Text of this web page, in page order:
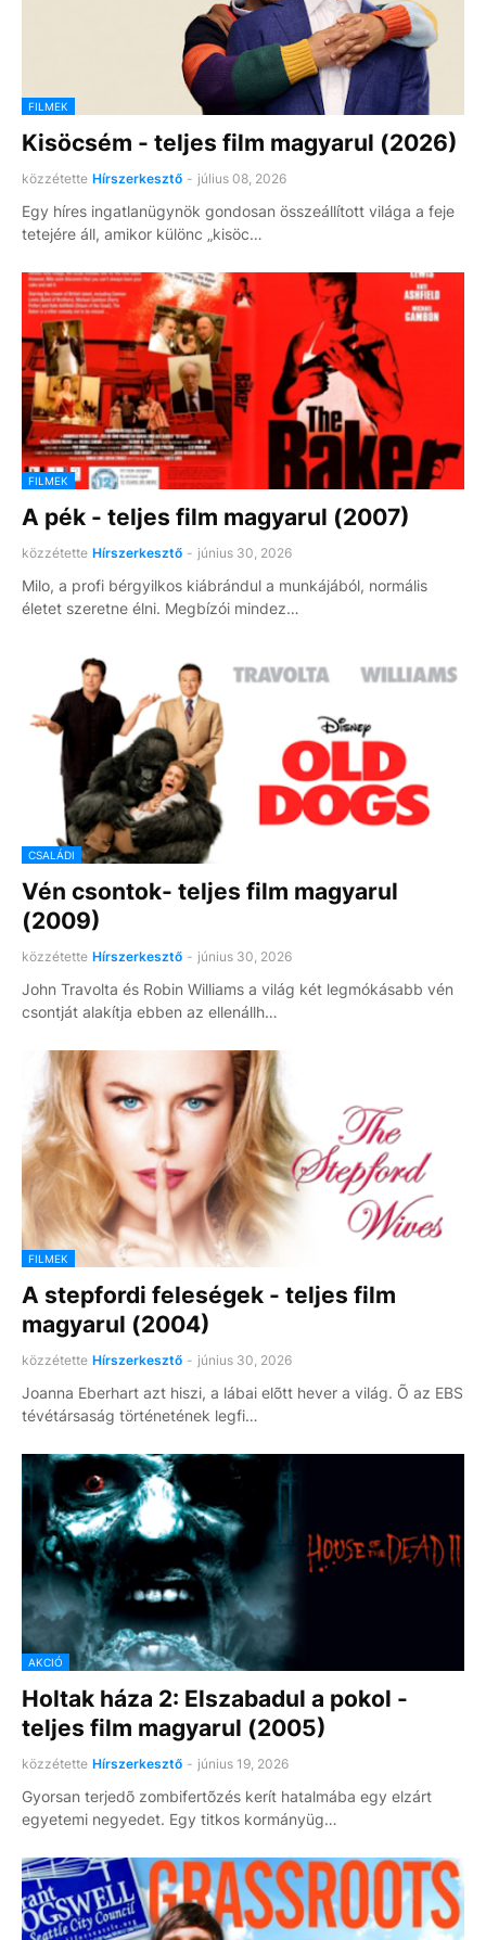
FILMEK
Kisöcsém - teljes film magyarul (2026)
közzétette Hírszerkesztő - július 08, 2026
Egy híres ingatlanügynök gondosan összeállított világa a feje
tetejére áll, amikor különc „kisöc…
FILMEK
A pék - teljes film magyarul (2007)
közzétette Hírszerkesztő - június 30, 2026
Milo, a profi bérgyilkos kiábrándul a munkájából, normális
életet szeretne élni. Megbízói mindez…
CSALÁDI
Vén csontok- teljes film magyarul
(2009)
közzétette Hírszerkesztő - június 30, 2026
John Travolta és Robin Williams a világ két legmókásabb vén
csontját alakítja ebben az ellenállh…
FILMEK
A stepfordi feleségek - teljes film
magyarul (2004)
közzétette Hírszerkesztő - június 30, 2026
Joanna Eberhart azt hiszi, a lábai elõtt hever a világ. Õ az EBS
tévétársaság történetének legfi…
AKCIÓ
Holtak háza 2: Elszabadul a pokol -
teljes film magyarul (2005)
közzétette Hírszerkesztő - június 19, 2026
Gyorsan terjedõ zombifertõzés kerít hatalmába egy elzárt
egyetemi negyedet. Egy titkos kormányüg…